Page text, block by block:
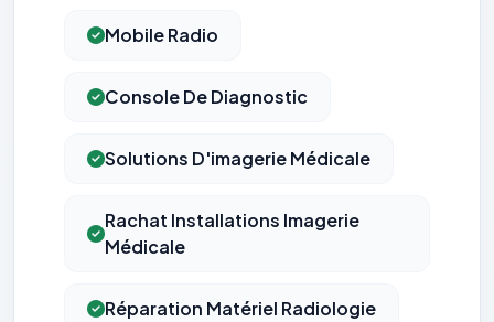
Mobile Radio
Console De Diagnostic
Solutions D'imagerie Médicale
Rachat Installations Imagerie
Médicale
Réparation Matériel Radiologie